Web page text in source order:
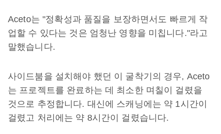
Aceto는 "정확성과 품질을 보장하면서도 빠르게 작
업할 수 있다는 것은 엄청난 영향을 미칩니다."라고
말했습니다.
사이드붐을 설치해야 했던 이 굴착기의 경우, Aceto
는 프로젝트를 완료하는 데 최소한 며칠이 걸렸을
것으로 추정합니다. 대신에 스캐닝에는 약 1시간이
걸렸고 처리에는 약 8시간이 걸렸습니다.